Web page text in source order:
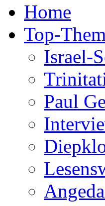
Home
Top-
Israel-
Paul